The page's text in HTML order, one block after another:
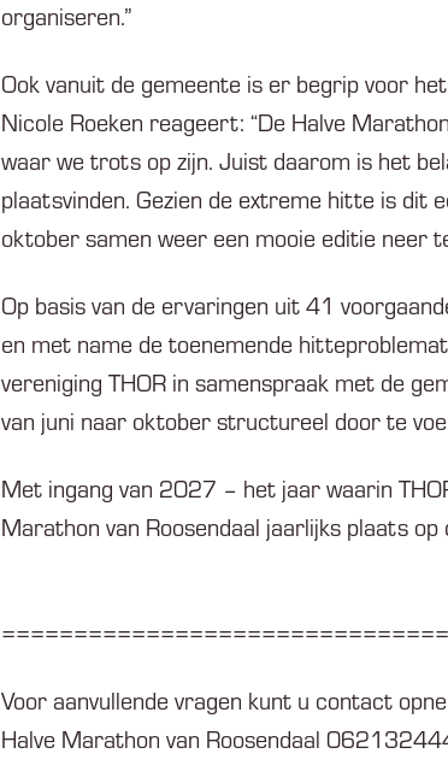
organiseren.”
Ook vanuit de gemeente is er begrip voor
Nicole Roeken reageert: “De Halve
waar we trots op zijn. Juist daarom is het
plaatsvinden. Gezien de extreme hitte is dit
oktober samen weer een mooie editie neer
Op basis van de ervaringen uit 41
en met name de toenemende
vereniging THOR in samenspraak met de
van juni naar oktober structureel door te
Met ingang van 2027 – het jaar waarin
Marathon van Roosendaal jaarlijks plaats
Voor aanvullende vragen kunt u contact
Halve Marathon van Roosendaal